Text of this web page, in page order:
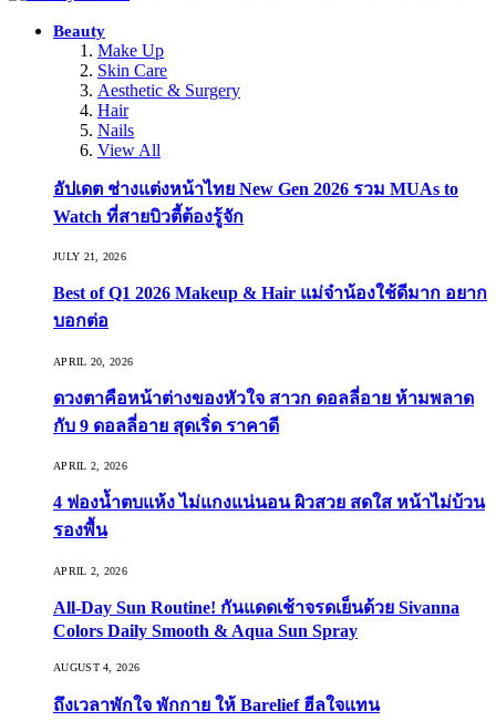
Beauty
Make Up
Skin Care
Aesthetic & Surgery
Hair
Nails
View All
อัปเดต ช่างแต่งหน้าไทย New Gen 2026 รวม MUAs to
Watch ที่สายบิวตี้ต้องรู้จัก
JULY 21, 2026
Best of Q1 2026 Makeup & Hair แม่จ๋าน้องใช้ดีมาก อยาก
บอกต่อ
APRIL 20, 2026
ดวงตาคือหน้าต่างของหัวใจ สาวก ดอลลี่อาย ห้ามพลาด
กับ 9 ดอลลี่อาย สุดเริ่ด ราคาดี
APRIL 2, 2026
4 ฟองน้ำตบแห้ง ไม่แกงแน่นอน ผิวสวย สดใส หน้าไม่บ้วน
รองพื้น
APRIL 2, 2026
All-Day Sun Routine! กันแดดเช้าจรดเย็นด้วย Sivanna
Colors Daily Smooth & Aqua Sun Spray
AUGUST 4, 2026
ถึงเวลาพักใจ พักกาย ให้ Barelief ฮีลใจแทน